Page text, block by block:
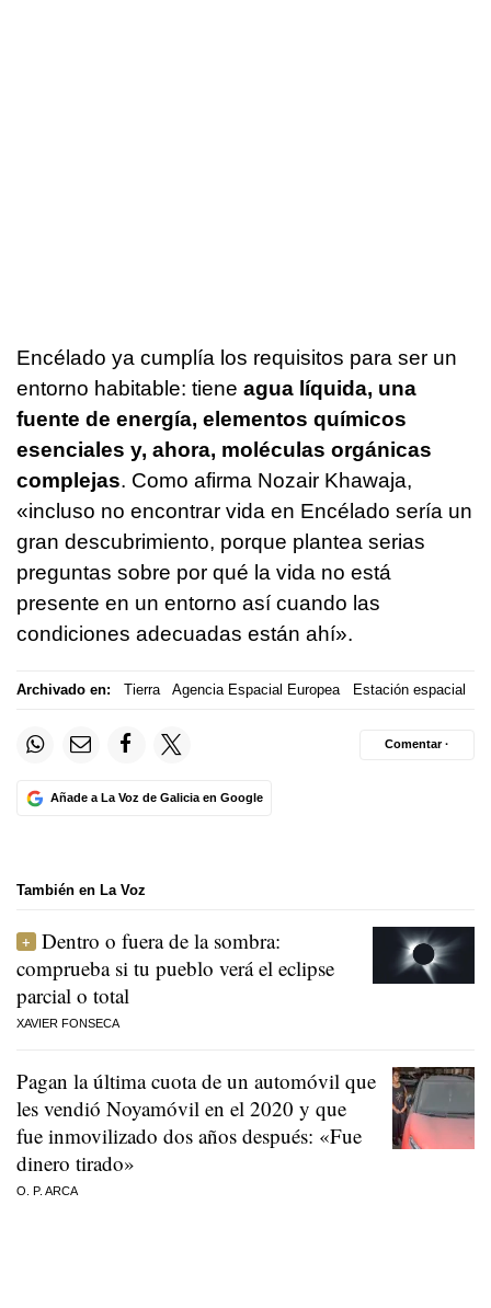
Encélado ya cumplía los requisitos para ser un
entorno habitable: tiene agua líquida, una
fuente de energía, elementos químicos
esenciales y, ahora, moléculas orgánicas
complejas. Como afirma Nozair Khawaja,
«incluso no encontrar vida en Encélado sería un
gran descubrimiento, porque plantea serias
preguntas sobre por qué la vida no está
presente en un entorno así cuando las
condiciones adecuadas están ahí».
Archivado en: Tierra Agencia Espacial Europea Estación espacial
Añade a La Voz de Galicia en Google
Comentar ·
También en La Voz
Dentro o fuera de la sombra:
comprueba si tu pueblo verá el eclipse
parcial o total
XAVIER FONSECA
Pagan la última cuota de un automóvil que
les vendió Noyamóvil en el 2020 y que
fue inmovilizado dos años después: «Fue
dinero tirado»
O. P. ARCA